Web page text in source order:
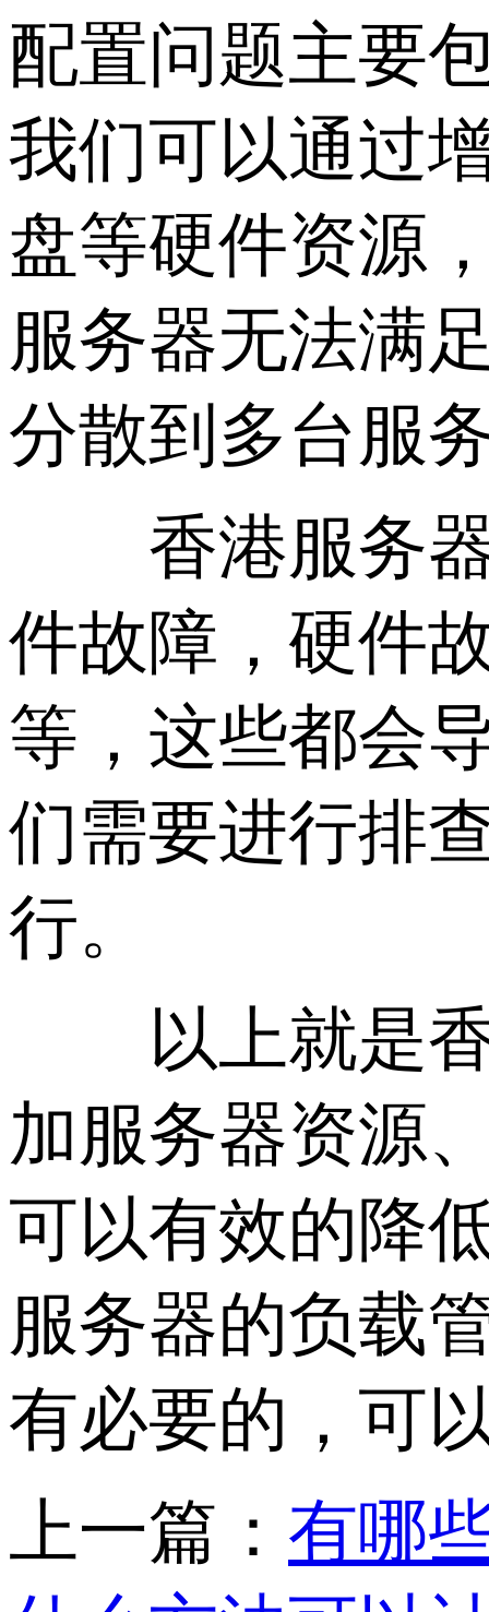
配置问题主要
我们可以通过
盘等硬件资源
服务器无法满
分散到多台服
香港服务器
件故障，硬件
等，这些都会
们需要进行排
行。
以上就是香
加服务器资源
可以有效的降
服务器的负载
有必要的，可
上一篇： 有哪